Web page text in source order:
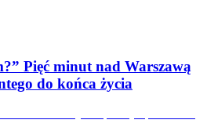
Pięć minut nad Warszawą
do końca życia